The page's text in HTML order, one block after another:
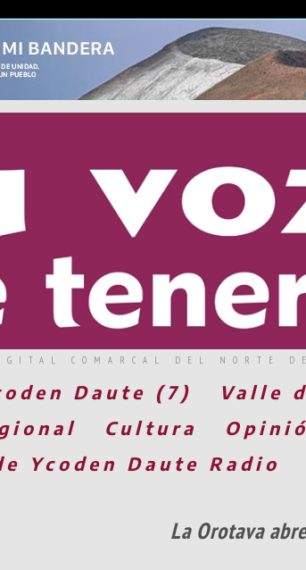
COMARCAL DEL NORTE
Daute (7) Valle
Cultura
Ycoden Daute Radio
La Orotava